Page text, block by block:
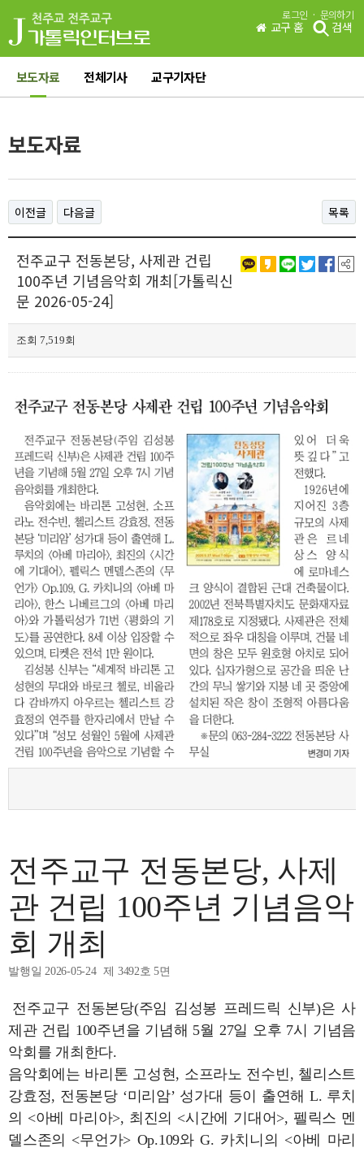
로그인 · 문의하기
교구 홈 검색
보도자료 전체기사 교구기자단
보도자료
이전글 다음글 목록
전주교구 전동본당, 사제관 건립
100주년 기념음악회 개최[가톨릭신
문 2026-05-24]
조회 7,519회
전주교구 전동본당, 사제
관 건립 100주년 기념음악
회 개최
발행일 2026-05-24 제 3492호 5면
전주교구 전동본당(주임 김성봉 프레드릭 신부)은 사
제관 건립 100주년을 기념해 5월 27일 오후 7시 기념음
악회를 개최한다.
음악회에는 바리톤 고성현, 소프라노 전수빈, 첼리스트
강효정, 전동본당 ‘미리암’ 성가대 등이 출연해 L. 루치
의 <아베 마리아>, 최진의 <시간에 기대어>, 펠릭스 멘
델스존의 <무언가> Op.109와 G. 카치니의 <아베 마리